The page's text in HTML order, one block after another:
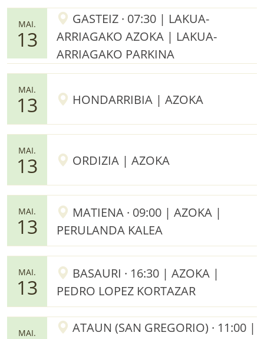
MAI.
13
GASTEIZ · 07:30 | LAKUA-
ARRIAGAKO AZOKA | LAKUA-
ARRIAGAKO PARKINA
MAI.
13 HONDARRIBIA | AZOKA
MAI.
13 ORDIZIA | AZOKA
MAI.
13
MATIENA · 09:00 | AZOKA |
PERULANDA KALEA
MAI.
13
BASAURI · 16:30 | AZOKA |
PEDRO LOPEZ KORTAZAR
MAI.
ATAUN (SAN GREGORIO) · 11:00 |